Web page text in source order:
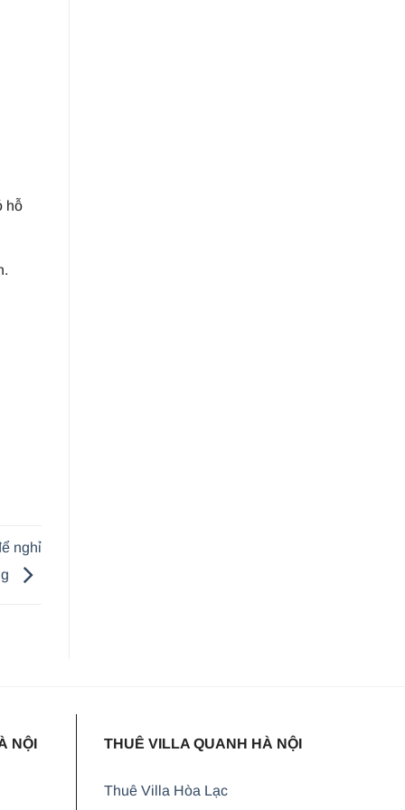
hỗ
nghỉ
NỘI THUÊ VILLA QUANH HÀ NỘI
Thuê Villa Hòa Lạc